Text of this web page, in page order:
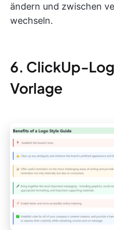
ändern und zwischen
wechseln.
6. ClickUp-
Vorlage